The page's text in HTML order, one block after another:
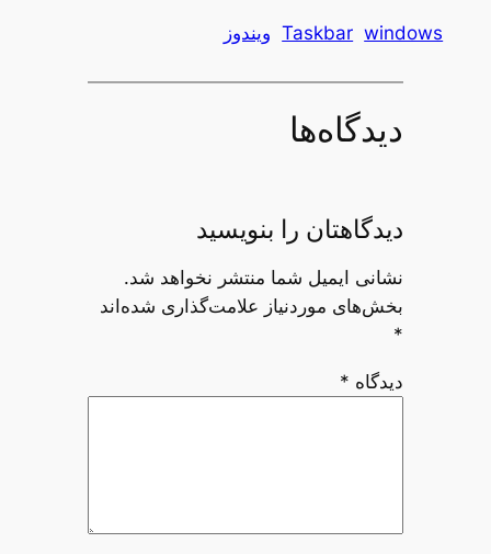
Taskbar windows ویندوز
دیدگاه‌ها
دیدگاهتان را بنویسید
نشانی ایمیل شما منتشر نخواهد شد.
بخش‌های موردنیاز علامت‌گذاری شده‌اند
*
دیدگاه *